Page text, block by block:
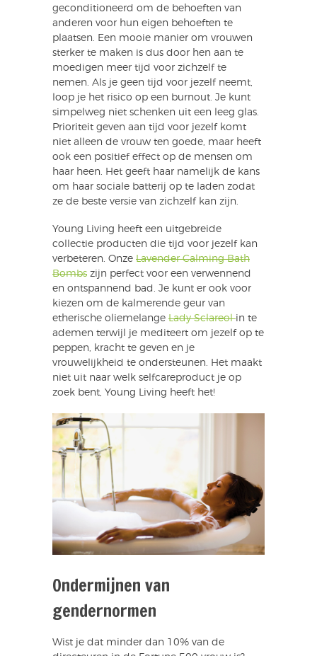
geconditioneerd om de behoeften van
anderen voor hun eigen behoeften te
plaatsen. Een mooie manier om vrouwen
sterker te maken is dus door hen aan te
moedigen meer tijd voor zichzelf te
nemen. Als je geen tijd voor jezelf neemt,
loop je het risico op een burnout. Je kunt
simpelweg niet schenken uit een leeg glas.
Prioriteit geven aan tijd voor jezelf komt
niet alleen de vrouw ten goede, maar heeft
ook een positief effect op de mensen om
haar heen. Het geeft haar namelijk de kans
om haar sociale batterij op te laden zodat
ze de beste versie van zichzelf kan zijn.
Young Living heeft een uitgebreide
collectie producten die tijd voor jezelf kan
verbeteren. Onze Lavender Calming Bath
Bombs zijn perfect voor een verwennend
en ontspannend bad. Je kunt er ook voor
kiezen om de kalmerende geur van
etherische oliemelange Lady Sclareolin te
ademen terwijl je mediteert om jezelf op te
peppen, kracht te geven en je
vrouwelijkheid te ondersteunen. Het maakt
niet uit naar welk selfcareproduct je op
zoek bent, Young Living heeft het!
Ondermijnen van
gendernormen
Wist je dat minder dan 10% van de